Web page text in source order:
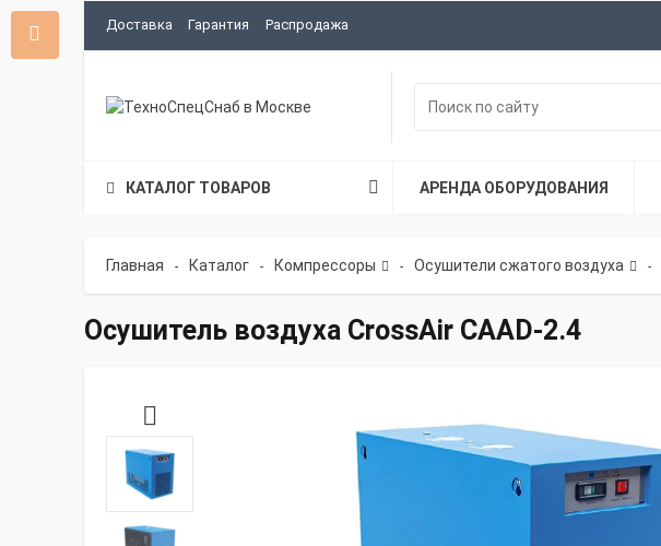
Доставка Гарантия Распродажа
КАТАЛОГ ТОВАРОВ АРЕНДА ОБОРУДОВАНИЯ
Главная - Каталог - Компрессоры - Осушители сжатого воздуха -
Осушитель воздуха CrossAir CAAD-2.4